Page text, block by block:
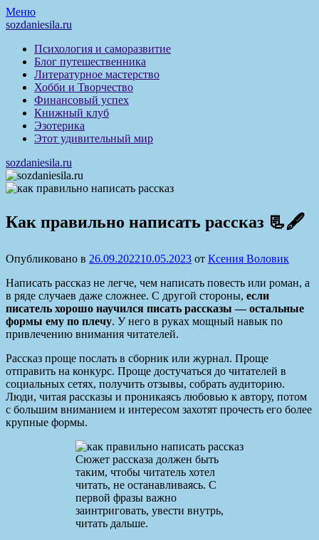
Перейти
к
Меню
sozdaniesila.ru
Психология и саморазвитие
Блог путешественника
Литературное мастерство
Хобби и Творчество
Финансовый успех
Книжный клуб
Эзотерика
Этот удивительный мир
sozdaniesila.ru
Как правильно написать рассказ 📃🖋
Опубликовано в 26.09.202210.05.2023 от Ксения Воловик
Написать рассказ не легче, чем написать повесть или роман, а
в ряде случаев даже сложнее. С другой стороны, если
писатель хорошо научился писать рассказы — остальные
формы ему по плечу. У него в руках мощный навык по
привлечению внимания читателей.
Рассказ проще послать в сборник или журнал. Проще
отправить на конкурс. Проще достучаться до читателей в
социальных сетях, получить отзывы, собрать аудиторию.
Люди, читая рассказы и проникаясь любовью к автору, потом
с большим вниманием и интересом захотят прочесть его более
крупные формы.
Сюжет рассказа должен быть
таким, чтобы читатель хотел
читать, не останавливаясь. С
первой фразы важно
заинтриговать, увести внутрь,
читать дальше.